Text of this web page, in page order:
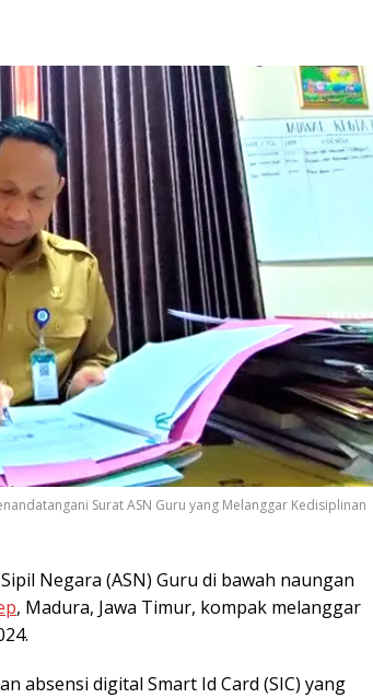
Surat ASN Guru yang Melanggar Kedisiplinan
Negara (ASN) Guru di bawah naungan
, Madura, Jawa Timur, kompak melanggar
absensi digital Smart Id Card (SIC) yang